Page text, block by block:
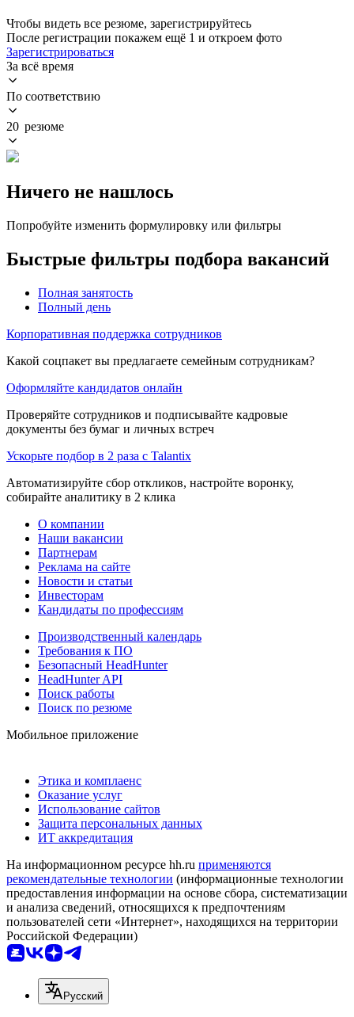
Чтобы видеть все резюме, зарегистрируйтесь
После регистрации покажем ещё 1 и откроем фото
Зарегистрироваться
За всё время
По соответствию
20 резюме
Ничего не нашлось
Попробуйте изменить формулировку или фильтры
Быстрые фильтры подбора вакансий
Полная занятость
Полный день
Корпоративная поддержка сотрудников
Какой соцпакет вы предлагаете семейным сотрудникам?
Оформляйте кандидатов онлайн
Проверяйте сотрудников и подписывайте кадровые
документы без бумаг и личных встреч
Ускорьте подбор в 2 раза с Talantix
Автоматизируйте сбор откликов, настройте воронку,
собирайте аналитику в 2 клика
О компании
Наши вакансии
Партнерам
Реклама на сайте
Новости и статьи
Инвесторам
Кандидаты по профессиям
Производственный календарь
Требования к ПО
Безопасный HeadHunter
HeadHunter API
Поиск работы
Поиск по резюме
Мобильное приложение
Этика и комплаенс
Оказание услуг
Использование сайтов
Защита персональных данных
ИТ аккредитация
На информационном ресурсе hh.ru применяются
рекомендательные технологии (информационные технологии
предоставления информации на основе сбора, систематизации
и анализа сведений, относящихся к предпочтениям
пользователей сети «Интернет», находящихся на территории
Российской Федерации)
Русский